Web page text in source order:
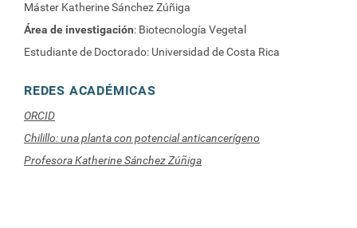
Máster Katherine Sánchez Zúñiga
Área de investigación: Biotecnología Vegetal
Estudiante de Doctorado: Universidad de Costa Rica
REDES ACADÉMICAS
ORCID
Chilillo: una planta con potencial anticancerígeno
Profesora Katherine Sánchez Zúñiga